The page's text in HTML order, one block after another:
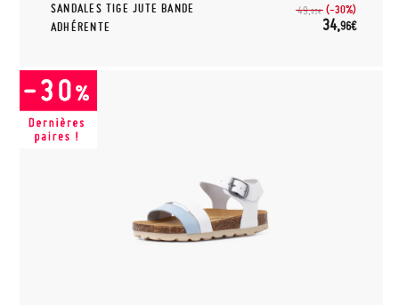
SANDALES TIGE JUTE BANDE
ADHÉRENTE
49,95€ (-30%)
34,96€